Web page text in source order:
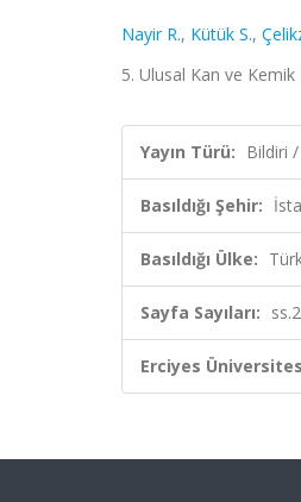
Nayir R., Kütük S.,
5. Ulusal Kan ve
Yayın Türü: Bildiri
Basıldığı Şehir:
Basıldığı Ülke:
Sayfa Sayıları:
Erciyes